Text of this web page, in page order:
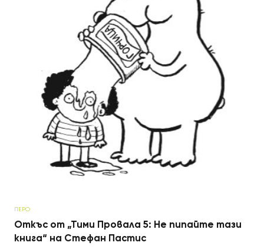
ПЕРО
Откъс от „Тими Провала 5: Не пипайте тази
книга“ на Стефан Пастис